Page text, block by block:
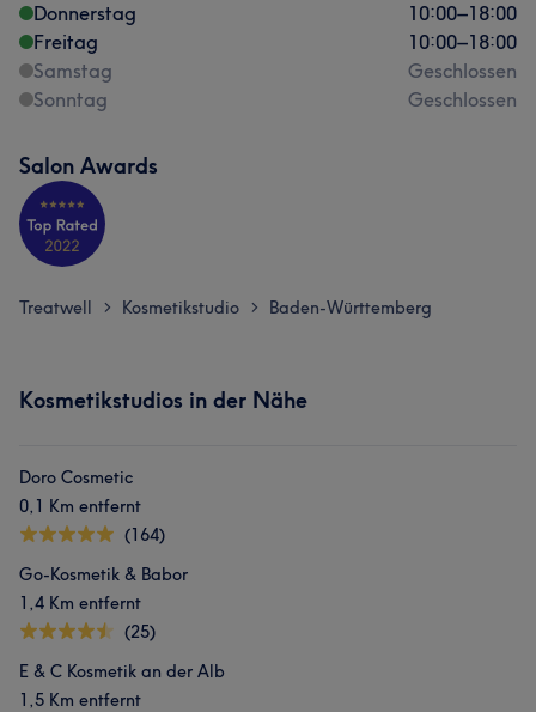
Donnerstag
10:00–18:00
Freitag
10:00–18:00
Samstag
Geschlossen
Sonntag
Geschlossen
Salon Awards
Treatwell > Kosmetikstudio > Baden-Württemberg
Kosmetikstudios in der Nähe
Doro Cosmetic
0,1 Km entfernt
(164)
Go-Kosmetik & Babor
1,4 Km entfernt
(25)
E & C Kosmetik an der Alb
1,5 Km entfernt